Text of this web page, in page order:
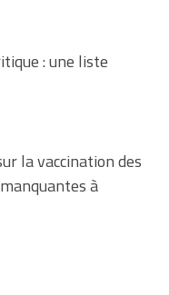
: une liste
la vaccination des
à